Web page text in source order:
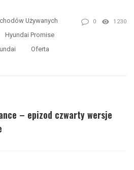
Używanych
Hyundai Promise
Oferta
0 1230
– epizod czwarty wersje